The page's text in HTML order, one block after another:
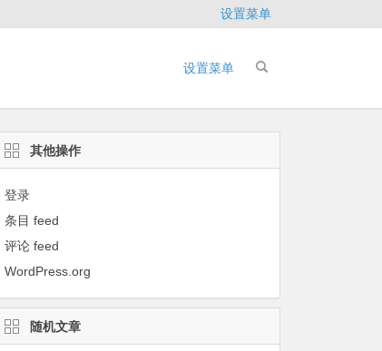
设置菜单
设置菜单
其他操作
登录
条目 feed
评论 feed
WordPress.org
随机文章